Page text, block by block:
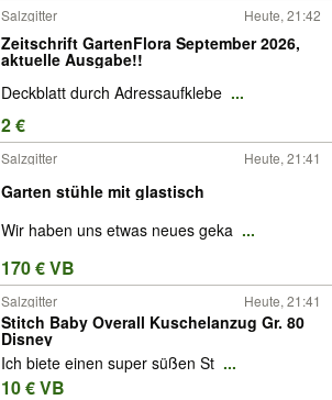
Salzgitter Heute, 21:42
Zeitschrift GartenFlora September 2026,
aktuelle Ausgabe!!
Deckblatt durch Adressaufklebe ...
2 €
Salzgitter Heute, 21:41
Garten stühle mit glastisch
Wir haben uns etwas neues geka ...
170 € VB
Salzgitter Heute, 21:41
Stitch Baby Overall Kuschelanzug Gr. 80
Disney
Ich biete einen super süßen St ...
10 € VB